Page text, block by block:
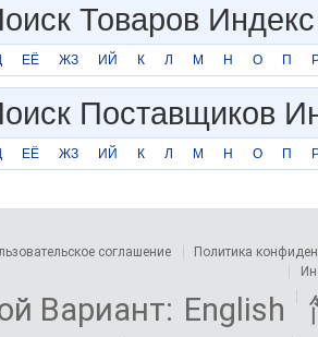
Товаров Индекс
ЕЁ ЖЗ ИЙ К Л М Н O П
Поставщиков
ЕЁ ЖЗ ИЙ К Л М Н O П
соглашение
Политика
Вариант: English